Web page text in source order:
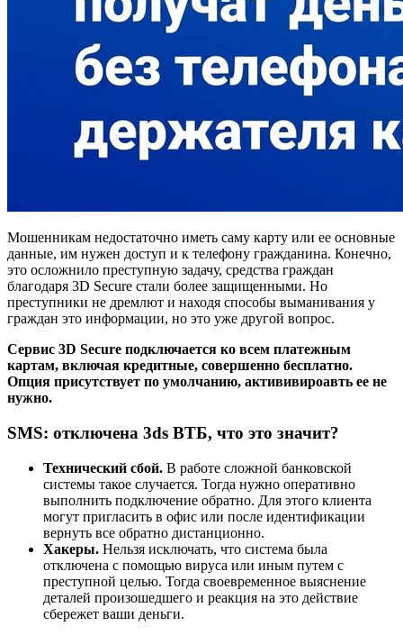
Мошенникам недостаточно иметь саму карту или ее основные
данные, им нужен доступ и к телефону гражданина. Конечно,
это осложнило преступную задачу, средства граждан
благодаря 3D Secure стали более защищенными. Но
преступники не дремлют и находя способы выманивания у
граждан это информации, но это уже другой вопрос.
Сервис 3D Secure подключается ко всем платежным
картам, включая кредитные, совершенно бесплатно.
Опция присутствует по умолчанию, актививироавть ее не
нужно.
SMS: отключена 3ds ВТБ, что это значит?
Технический сбой. В работе сложной банковской
системы такое случается. Тогда нужно оперативно
выполнить подключение обратно. Для этого клиента
могут пригласить в офис или после идентификации
вернуть все обратно дистанционно.
Хакеры. Нельзя исключать, что система была
отключена с помощью вируса или иным путем с
преступной целью. Тогда своевременное выяснение
деталей произошедшего и реакция на это действие
сбережет ваши деньги.